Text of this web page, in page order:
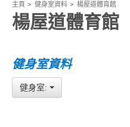
主頁 健身室資料 楊屋道體育館
楊屋道體育館
健身室資料
健身室: